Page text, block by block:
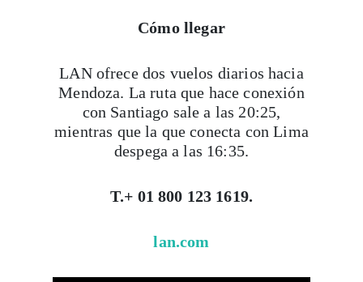
Cómo llegar
LAN ofrece dos vuelos diarios hacia
Mendoza. La ruta que hace conexión
con Santiago sale a las 20:25,
mientras que la que conecta con Lima
despega a las 16:35.
T.+ 01 800 123 1619.
lan.com